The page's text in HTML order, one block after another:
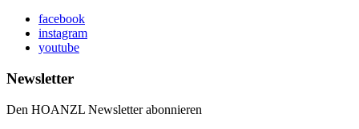
facebook
instagram
youtube
Newsletter
Den HOANZL Newsletter abonnieren